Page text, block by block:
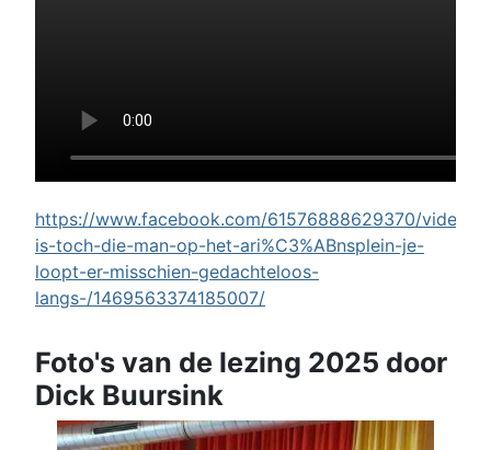
https://www.facebook.com/61576888629370/videos/
is-toch-die-man-op-het-ari%C3%ABnsplein-je-
loopt-er-misschien-gedachteloos-
langs-/1469563374185007/
Foto's van de lezing 2025 door
Dick Buursink